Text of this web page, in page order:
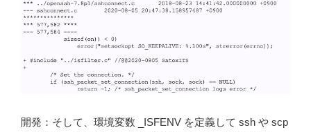
開発：そして、環境変数 _ISFENV を定義して ssh や scp